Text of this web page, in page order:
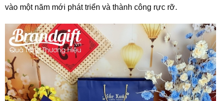
vào một năm mới phát triển và thành công rực rỡ.